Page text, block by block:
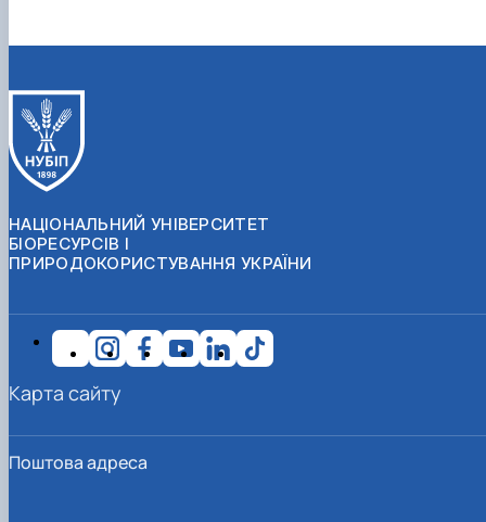
НАЦІОНАЛЬНИЙ УНІВЕРСИТЕТ
БІОРЕСУРСІВ І
ПРИРОДОКОРИСТУВАННЯ УКРАЇНИ
Поштова адреса
Карта сайту